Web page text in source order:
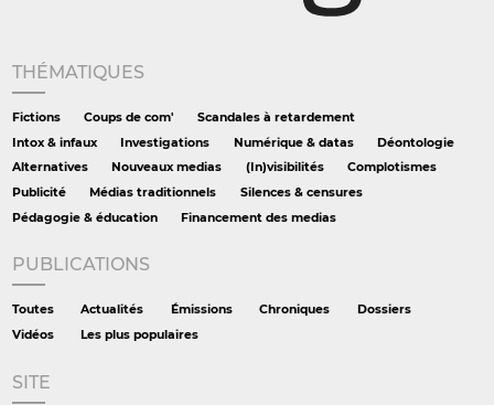
THÉMATIQUES
Fictions Coups de com'
Scandales à retardement
Intox & infaux
Investigations Numérique & datas
Déontologie
Alternatives
Nouveaux medias (In)visibilités
Complotismes
Publicité
Médias traditionnels
Silences & censures
Pédagogie & éducation
Financement des medias
PUBLICATIONS
Toutes Actualités Émissions Chroniques
Dossiers
Vidéos
Les plus populaires
SITE